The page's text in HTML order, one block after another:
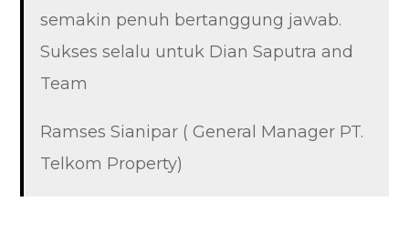
semakin penuh bertanggung jawab.
Sukses selalu untuk Dian Saputra and
Team
Ramses Sianipar ( General Manager PT.
Telkom Property)